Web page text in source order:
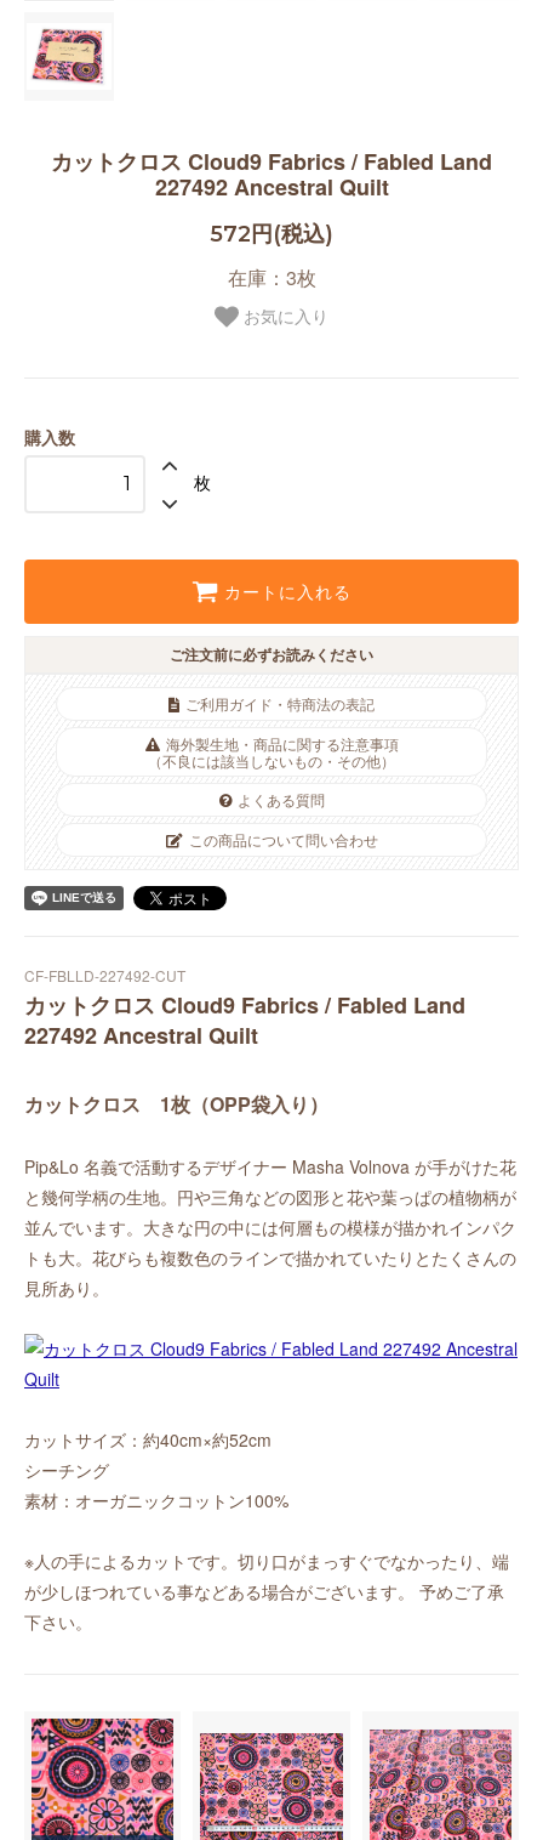
カットクロス Cloud9 Fabrics / Fabled Land
227492 Ancestral Quilt
572円(税込)
在庫：3枚
お気に入り
購入数
枚
カートに入れる
ご注文前に必ずお読みください
ご利用ガイド・特商法の表記
海外製生地・商品に関する注意事項
（不良には該当しないもの・その他）
よくある質問
この商品について問い合わせ
CF-FBLLD-227492-CUT
カットクロス Cloud9 Fabrics / Fabled Land
227492 Ancestral Quilt
カットクロス 1枚（OPP袋入り）
Pip&Lo 名義で活動するデザイナー Masha Volnova が手がけた花
と幾何学柄の生地。円や三角などの図形と花や葉っぱの植物柄が
並んでいます。大きな円の中には何層もの模様が描かれインパク
トも大。花びらも複数色のラインで描かれていたりとたくさんの
見所あり。
カットサイズ：約40cm×約52cm
シーチング
素材：オーガニックコットン100%
※人の手によるカットです。切り口がまっすぐでなかったり、端
が少しほつれている事などある場合がございます。 予めご了承
下さい。